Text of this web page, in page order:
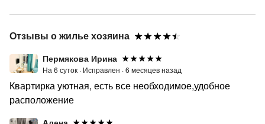
Отзывы о жилье хозяина
Пермякова Ирина
На 6 суток · Исправлен ·6 месяцев назад
Квартирка уютная, есть все необходимое,удобное
расположение